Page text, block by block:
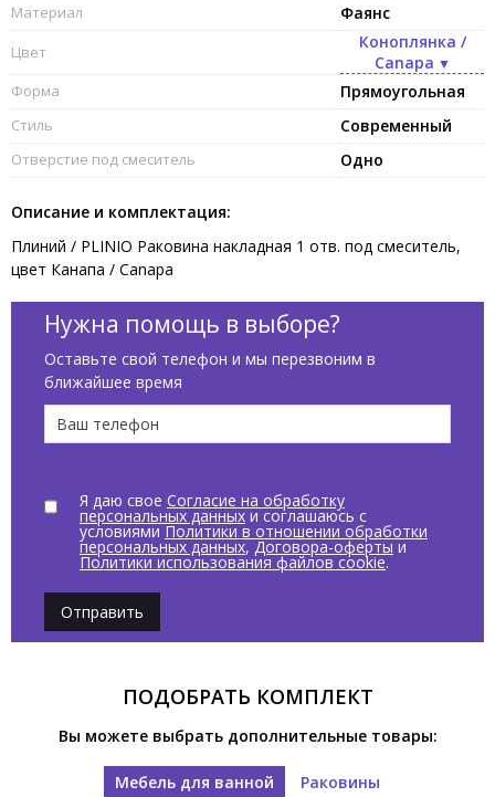
Материал Фаянс
Цвет
Коноплянка /
Canapa
Форма Прямоугольная
Стиль Современный
Отверстие под смеситель Одно
Описание и комплектация:
Плиний / PLINIO Раковина накладная 1 отв. под смеситель,
цвет Канапа / Canapa
Нужна помощь в выборе?
Оставьте свой телефон и мы перезвоним в
ближайшее время
Я даю свое Согласие на обработку
персональных данныхи соглашаюсь с
условиями Политики в отношении обработки
персональных данных, Договора-оферты и
Политики использования файлов cookie.
Отправить
ПОДОБРАТЬ КОМПЛЕКТ
Вы можете выбрать дополнительные товары:
Мебель для ванной Раковины